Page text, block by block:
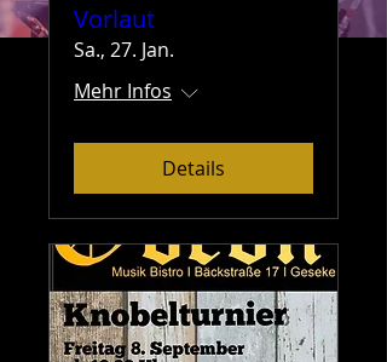
Vorlaut
Sa., 27. Jan.
Mehr Infos
Details